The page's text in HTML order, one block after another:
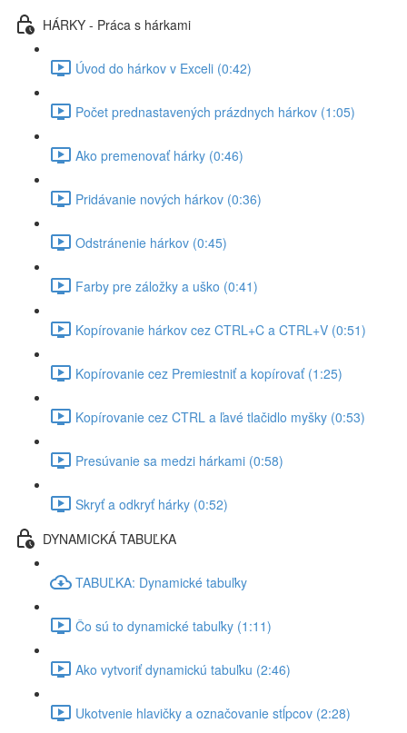
HÁRKY - Práca s hárkami
Úvod do hárkov v Exceli (0:42)
Počet prednastavených prázdnych hárkov (1:05)
Ako premenovať hárky (0:46)
Pridávanie nových hárkov (0:36)
Odstránenie hárkov (0:45)
Farby pre záložky a uško (0:41)
Kopírovanie hárkov cez CTRL+C a CTRL+V (0:51)
Kopírovanie cez Premiestniť a kopírovať (1:25)
Kopírovanie cez CTRL a ľavé tlačidlo myšky (0:53)
Presúvanie sa medzi hárkami (0:58)
Skryť a odkryť hárky (0:52)
DYNAMICKÁ TABUĽKA
TABUĽKA: Dynamické tabuľky
Čo sú to dynamické tabuľky (1:11)
Ako vytvoriť dynamickú tabuľku (2:46)
Ukotvenie hlavičky a označovanie stĺpcov (2:28)